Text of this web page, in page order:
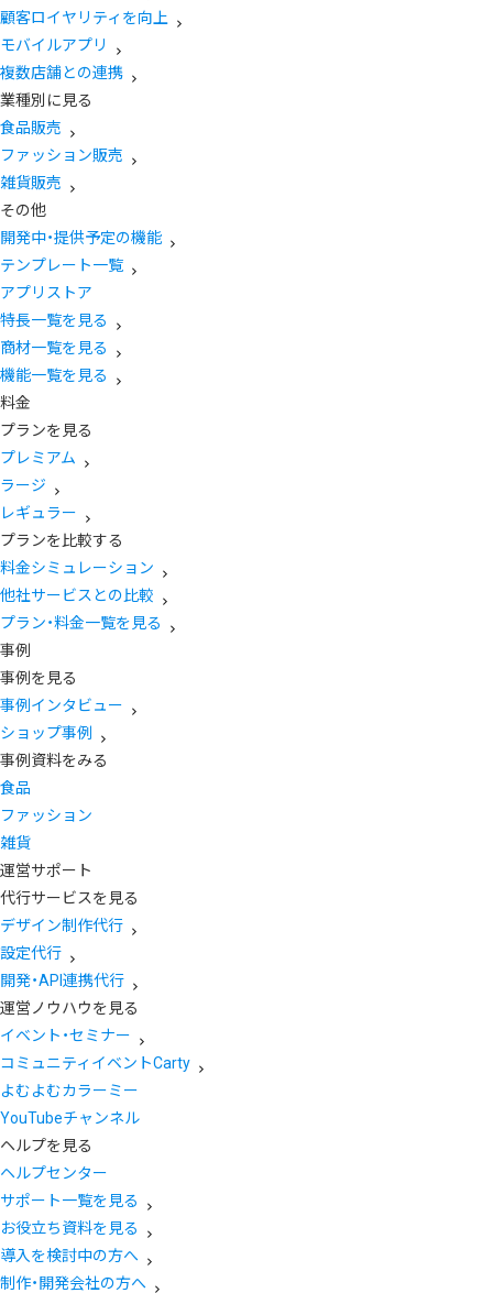
顧客ロイヤリティを向上
モバイルアプリ
複数店舗との連携
業種別に見る
食品販売
ファッション販売
雑貨販売
その他
開発中・提供予定の機能
テンプレート一覧
アプリストア
特長一覧を見る
商材一覧を見る
機能一覧を見る
料金
プランを見る
プレミアム
ラージ
レギュラー
プランを比較する
料金シミュレーション
他社サービスとの比較
プラン・料金一覧を見る
事例
事例を見る
事例インタビュー
ショップ事例
事例資料をみる
食品
ファッション
雑貨
運営サポート
代行サービスを見る
デザイン制作代行
設定代行
開発・API連携代行
運営ノウハウを見る
イベント・セミナー
コミュニティイベントCarty
よむよむカラーミー
YouTubeチャンネル
ヘルプを見る
ヘルプセンター
サポート一覧を見る
お役立ち資料を見る
導入を検討中の方へ
制作・開発会社の方へ